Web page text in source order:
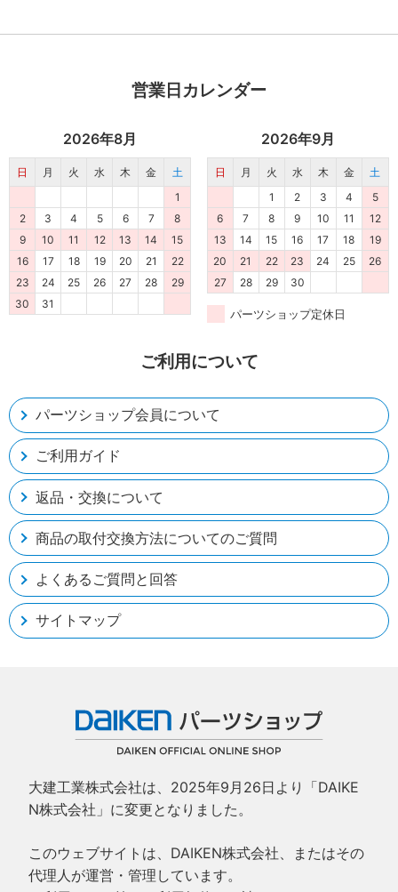
ご利用について
パーツショップ会員について
ご利用ガイド
返品・交換について
商品の取付交換方法についてのご質問
よくあるご質問と回答
サイトマップ
営業日カレンダー
2026年8月
日 月 火 水 木 金
土
1
2
3 4 5 6 7
8
9
10 11 12 13 14
15
16
17 18 19 20 21
22
23
24 25 26 27 28
29
30
31
2026年9月
日 月 火 水 木 金
土
1
2 3 4
5
6
7 8 9 10 11
12
13
14 15 16 17 18
19
20
21 22 23 24 25
26
27
28 29 30
パーツショップ定休日
大建工業株式会社は、2025年9月26日より「DAIKE
N株式会社」に変更となりました。
このウェブサイトは、DAIKEN株式会社、またはその
代理人が運営・管理しています。